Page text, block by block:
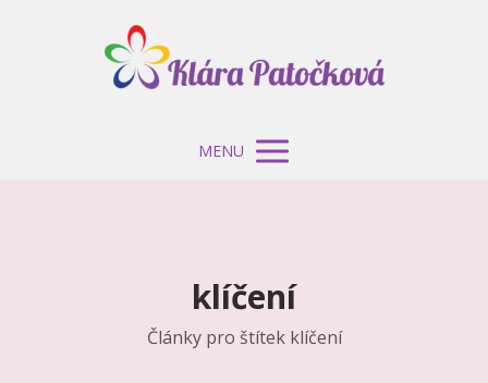
MENU
klíčení
Články pro štítek klíčení